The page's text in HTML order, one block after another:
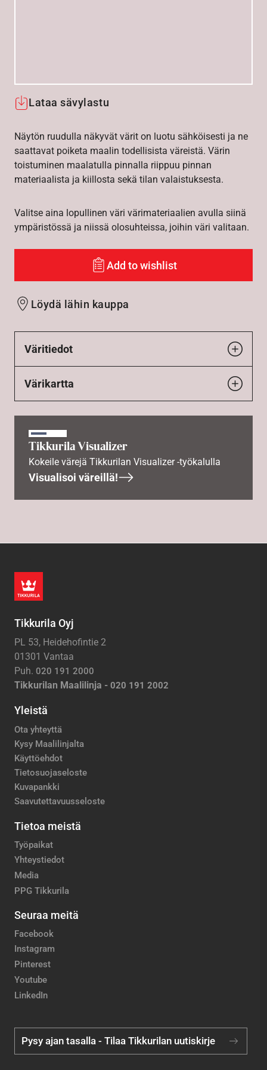
Lataa sävylastu
Näytön ruudulla näkyvät värit on luotu sähköisesti ja ne
saattavat poiketa maalin todellisista väreistä. Värin
toistuminen maalatulla pinnalla riippuu pinnan
materiaalista ja kiillosta sekä tilan valaistuksesta.
Valitse aina lopullinen väri värimateriaalien avulla siinä
ympäristössä ja niissä olosuhteissa, joihin väri valitaan.
Add to wishlist
Löydä lähin kauppa
Väritiedot
Värikartta
Tikkurila Visualizer
Kokeile värejä Tikkurilan Visualizer -työkalulla
Visualisoi väreillä!
Tikkurila Oyj
PL 53, Heidehofintie 2
01301 Vantaa
Puh. 020 191 2000
Tikkurilan Maalilinja - 020 191 2002
Yleistä
Ota yhteyttä
Kysy Maalilinjalta
Käyttöehdot
Tietosuojaseloste
Kuvapankki
Saavutettavuusseloste
Tietoa meistä
Työpaikat
Yhteystiedot
Media
PPG Tikkurila
Seuraa meitä
Facebook
Instagram
Pinterest
Youtube
LinkedIn
Pysy ajan tasalla - Tilaa Tikkurilan uutiskirje